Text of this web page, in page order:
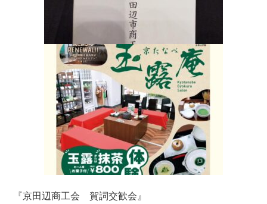
『京田辺商工会 賀詞交歓会』